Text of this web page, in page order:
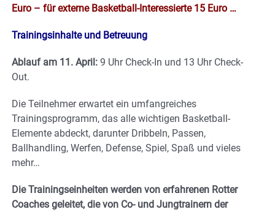
Euro – für externe Basketball-Interessierte 15 Euro …
Trainingsinhalte und Betreuung
Ablauf am 11. April: 9 Uhr Check-In und 13 Uhr Check-
Out.
Die Teilnehmer erwartet ein umfangreiches
Trainingsprogramm, das alle wichtigen Basketball-
Elemente abdeckt, darunter Dribbeln, Passen,
Ballhandling, Werfen, Defense, Spiel, Spaß und vieles
mehr…
Die Trainingseinheiten werden von erfahrenen Rotter
Coaches geleitet, die von Co- und Jungtrainern der